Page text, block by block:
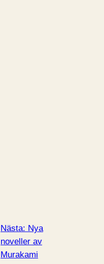
Nästa: Nya
noveller av
Murakami